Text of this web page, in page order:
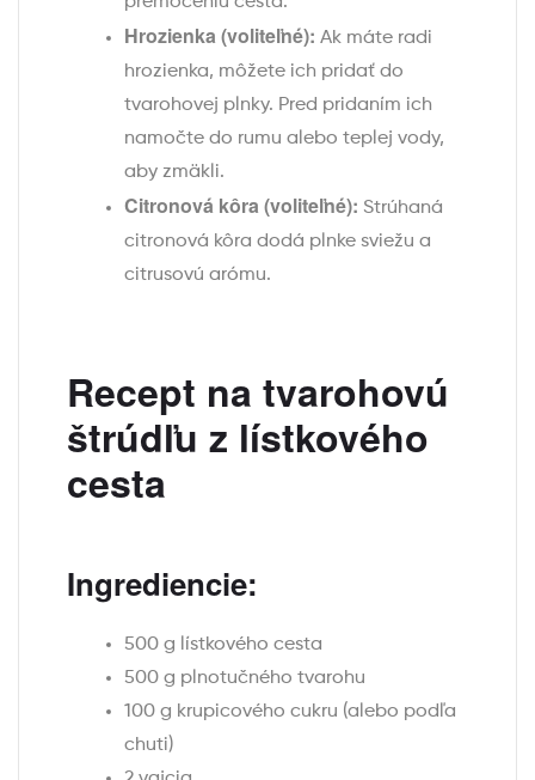
Hrozienka (voliteľné): Ak máte radi
hrozienka, môžete ich pridať do
tvarohovej plnky. Pred pridaním ich
namočte do rumu alebo teplej vody,
aby zmäkli.
Citronová kôra (voliteľné): Strúhaná
citronová kôra dodá plnke sviežu a
citrusovú arómu.
Recept na tvarohovú
štrúdľu z lístkového
cesta
Ingrediencie:
500 g lístkového cesta
500 g plnotučného tvarohu
100 g krupicového cukru (alebo podľa
chuti)